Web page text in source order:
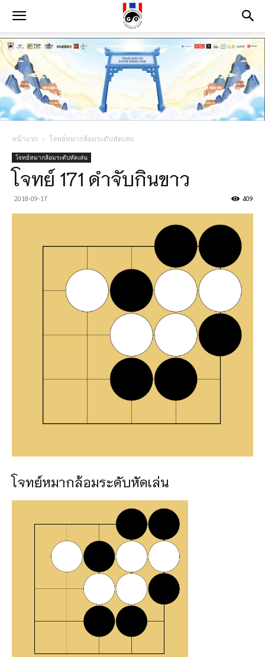
หน้าแรก โจทย์หมากล้อมระดับหัดเล่น
โจทย์หมากล้อมระดับหัดเล่น
โจทย์ 171 ดำจับกินขาว
2018-09-17 409
โจทย์หมากล้อมระดับหัดเล่น